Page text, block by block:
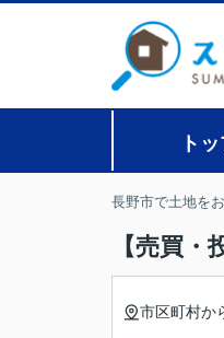
ト
長野市で土地を
【売買
市区町村か